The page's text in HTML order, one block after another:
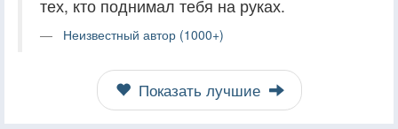
тех, кто поднимал тебя на руках.
Неизвестный автор (1000+)
Показать лучшие